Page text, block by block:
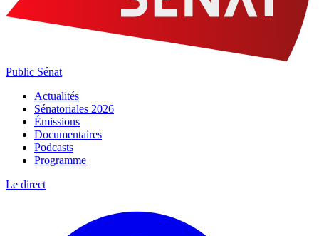
Public Sénat
Actualités
Sénatoriales 2026
Émissions
Documentaires
Podcasts
Programme
Le direct